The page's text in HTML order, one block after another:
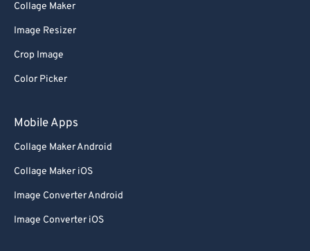
Collage Maker
Image Resizer
Crop Image
Color Picker
Mobile Apps
Collage Maker Android
Collage Maker iOS
Image Converter Android
Image Converter iOS